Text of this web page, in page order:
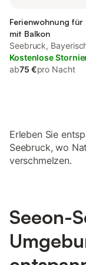
Ferienwohnung für
mit Balkon
Seebruck,
Kostenlose
ab75 €pro Nacht
Erleben Sie
Seebruck, wo
verschmelzen.
Seeon-